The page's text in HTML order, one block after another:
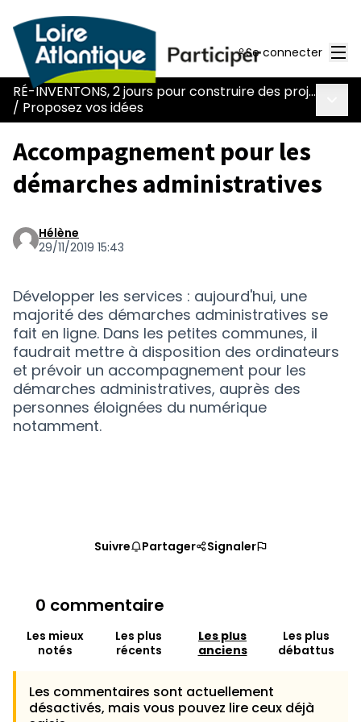
Se connecter
RÉ-INVENTONS, 2 jours pour construire des projets collectifs et des solutions innovantes !
/ Proposez vos idées
Accompagnement pour les
démarches administratives
Hélène
29/11/2019 15:43
Développer les services : aujourd'hui, une
majorité des démarches administratives se
fait en ligne. Dans les petites communes, il
faudrait mettre à disposition des ordinateurs
et prévoir un accompagnement pour les
démarches administratives, auprès des
personnes éloignées du numérique
notamment.
Suivre Partager Signaler
0 commentaire
Les mieux
notés
Les plus
récents
Les plus
anciens
Les plus
débattus
Les commentaires sont actuellement
désactivés, mais vous pouvez lire ceux déjà